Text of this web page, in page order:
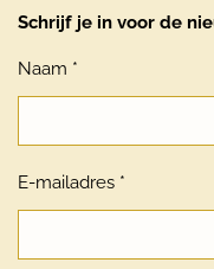
Schrijf je in voor de
Naam *
E-mailadres *